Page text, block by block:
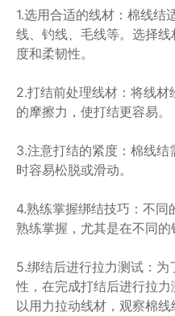
1.选用合适的线材：棉线结
线、钓线、毛线等。选择
度和柔韧性。
2.打结前处理线材：将线
的摩擦力，使打结更容易。
3.注意打结的紧度：棉线结
时容易松脱或滑动。
4.熟练掌握绑结技巧：不
熟练掌握，尤其是在不同的
5.绑结后进行拉力测试：
性，在完成打结后进行拉
以用力拉动线材，观察棉